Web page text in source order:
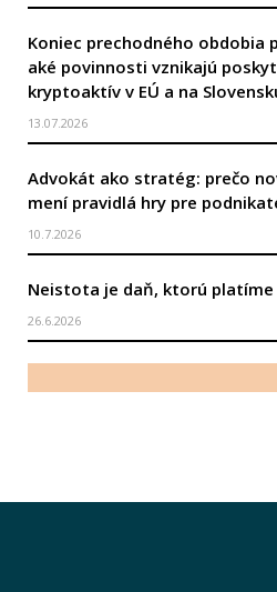
Koniec prechodného obdobia
aké povinnosti vznikajú
kryptoaktív v EÚ a na
13.07.2026
Advokát ako stratég: prečo
mení pravidlá hry pre
10.7.2026
Neistota je daň, ktorú platíme
26.6.2026